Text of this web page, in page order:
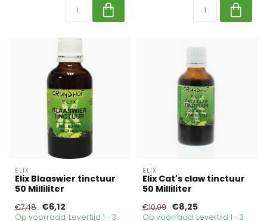
ELIX
Elix Blaaswier tinctuur
50 Milliliter
€7,48 €6,12
Op voorraad. Levertijd 1 - 3
ELIX
Elix Cat's claw tinctuur
50 Milliliter
€10,09 €8,25
Op voorraad. Levertijd 1 - 3